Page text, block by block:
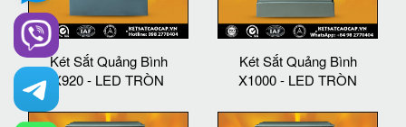
Két Sắt Quảng Bình
X920 - LED TRÒN
Két Sắt Quảng Bình
X1000 - LED TRÒN